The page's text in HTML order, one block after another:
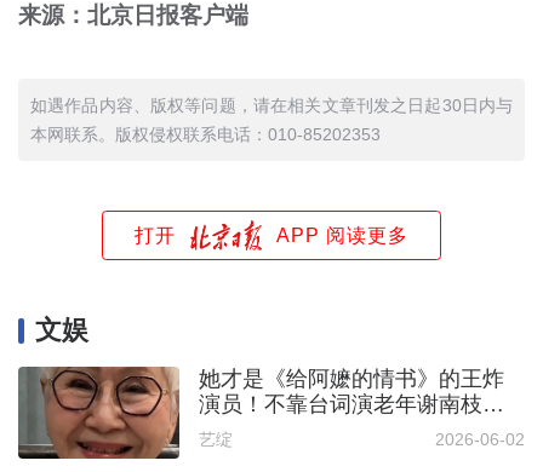
来源：北京日报客户端
如遇作品内容、版权等问题，请在相关文章刊发之日起30日内与
本网联系。版权侵权联系电话：010-85202353
打开 APP 阅读更多
文娱
她才是《给阿嬷的情书》的王炸
演员！不靠台词演老年谢南枝一
样看哭万千观众
艺绽 2026-06-02